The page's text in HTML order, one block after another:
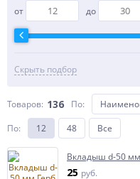
от до
Скрыть подбор
Товаров: 136 По:
По: 12 48 Все
Вкладыш d-50 мм
25 руб.